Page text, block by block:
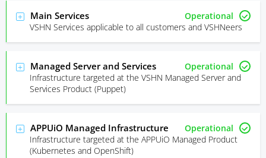
Main Services
Operational
VSHN Services applicable to all customers and VSHNeers
Managed Server and Services
Operational
Infrastructure targeted at the VSHN Managed Server and
Services Product (Puppet)
APPUiO Managed Infrastructure
Operational
Infrastructure targeted at the APPUiO Managed Product
(Kubernetes and OpenShift)